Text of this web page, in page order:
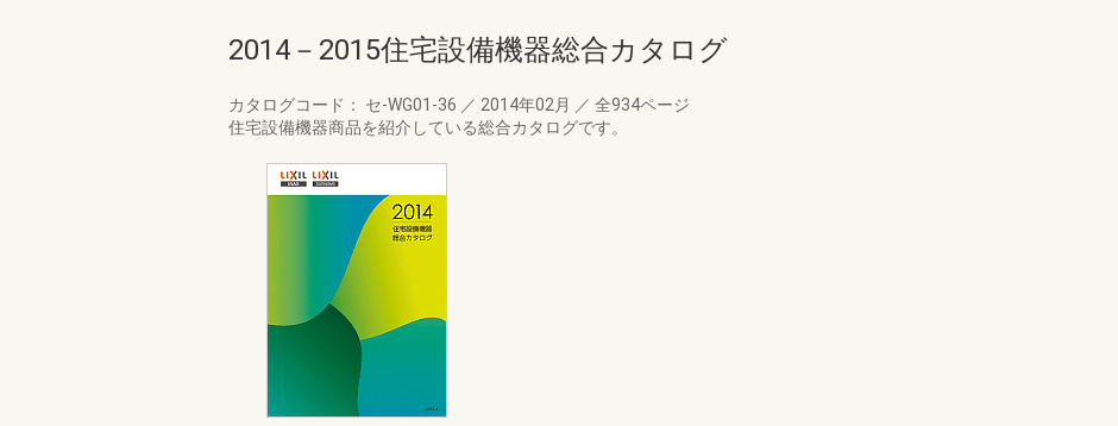
2014－2015住宅設備機器総合カタログ
カタログコード： セ-WG01-36 ／ 2014年02月 ／ 全934ページ
住宅設備機器商品を紹介している総合カタログです。